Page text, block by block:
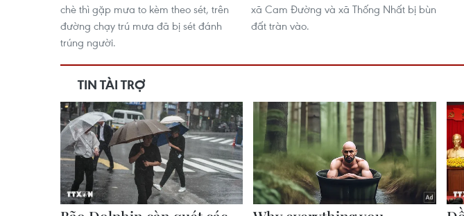
chè thì gặp mưa to kèm theo sét, trên
đường chạy trú mưa đã bị sét đánh
trúng người.
xã Cam Đường và xã Thống Nhất bị bùn
đất tràn vào.